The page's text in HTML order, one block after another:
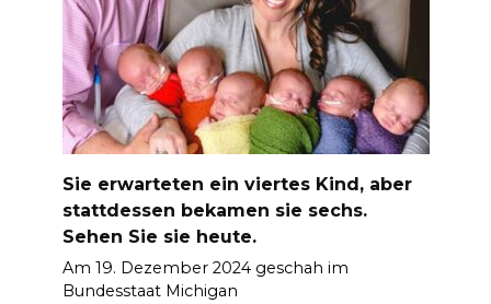
Sie erwarteten ein viertes Kind, aber
stattdessen bekamen sie sechs.
Sehen Sie sie heute.
Am 19. Dezember 2024 geschah im
Bundesstaat Michigan